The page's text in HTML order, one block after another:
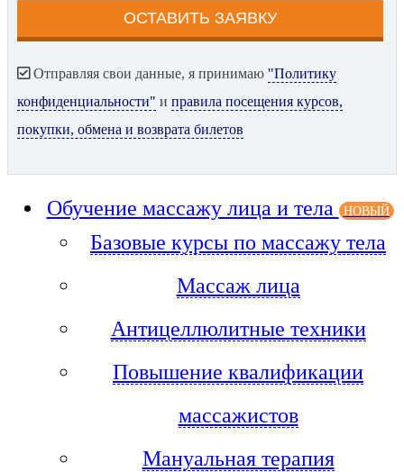
Отправляя свои данные, я принимаю "Политику
конфиденциальности" и правила посещения курсов,
покупки, обмена и возврата билетов
Обучение массажу лица и тела НОВЫЙ
Базовые курсы по массажу тела
Массаж лица
Антицеллюлитные техники
Повышение квалификации
массажистов
Мануальная терапия